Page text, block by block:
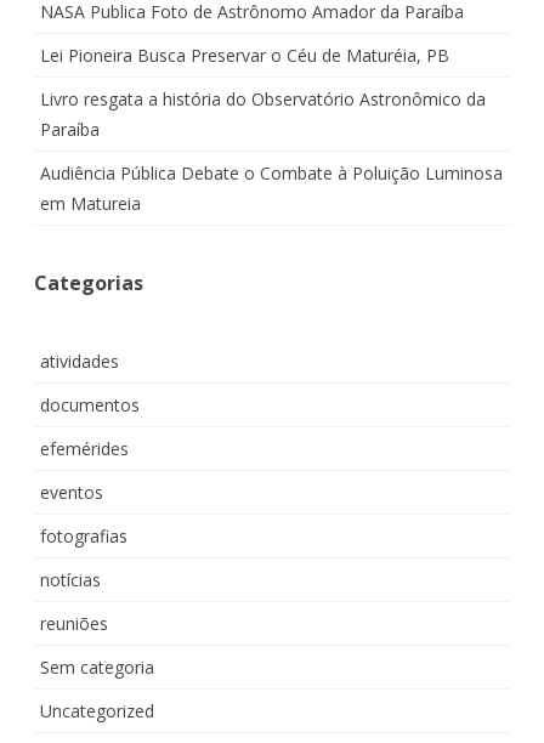
NASA Publica Foto de Astrônomo Amador da Paraíba
Lei Pioneira Busca Preservar o Céu de Maturéia, PB
Livro resgata a história do Observatório Astronômico da
Paraíba
Audiência Pública Debate o Combate à Poluição Luminosa
em Matureia
Categorias
atividades
documentos
efemérides
eventos
fotografias
notícias
reuniões
Sem categoria
Uncategorized